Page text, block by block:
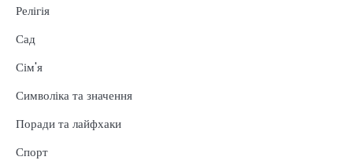
Релігія
Сад
Сім'я
Символіка та значення
Поради та лайфхаки
Спорт